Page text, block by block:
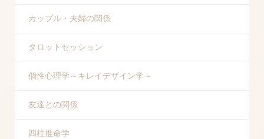
カップル・夫婦の関係
タロットセッション
個性心理学～キレイデザイン学～
友達との関係
四柱推命学